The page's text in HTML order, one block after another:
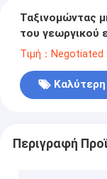
Ταξινομώντας
του γεωργικού
χρώματος
Τιμή：Negotiated
Καλύτερη
Περιγραφή